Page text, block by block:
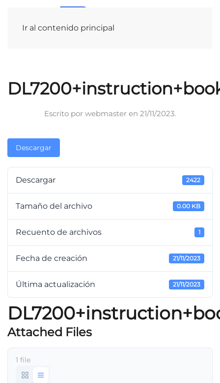
Ir al contenido principal
Escrito por webmaster en 21/11/2023.
Descargar
Descargar 2422
Tamaño del archivo 0.00 KB
Recuento de archivos 1
Fecha de creación 21/11/2023
Última actualización 21/11/2023
Attached Files
1 file